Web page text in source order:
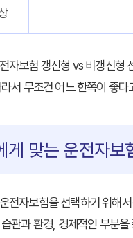
자보험 갱신형 vs 비갱신형
서 무조건 어느 한쪽이 좋
게 맞는 운전자보
전자보험을 선택하기 위해
관과 환경, 경제적인 부분